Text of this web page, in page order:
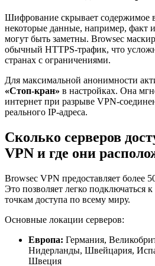
Шифрование скрывает содержимое
некоторые данные, например, факт
могут быть заметны. Browsec
обычный HTTPS-трафик, что
странах с ограничениями.
Для максимальной анонимности
«Стоп-кран» в настройках. Она
интернет при разрыве VPN-
реального IP-адреса.
Сколько серверов
VPN и где они
Browsec VPN предоставляет более
Это позволяет легко подключаться
точкам доступа по всему миру.
Основные локации серверов:
Европа: Германия,
Нидерланды, Швейцария,
Швеция